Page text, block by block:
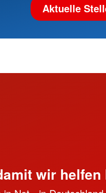
Aktuelle
wir helfen